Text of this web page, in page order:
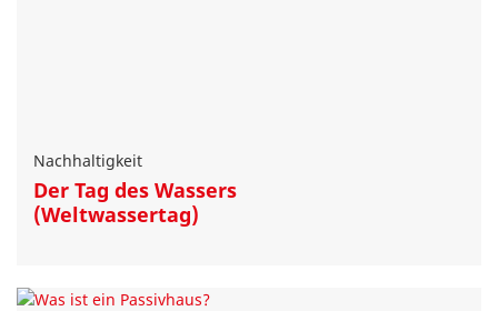
Nachhaltigkeit
Der Tag des Wassers
(Weltwassertag)